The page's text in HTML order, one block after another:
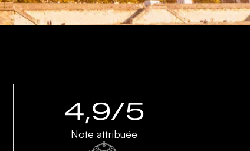
4,9/5
Note attribuée